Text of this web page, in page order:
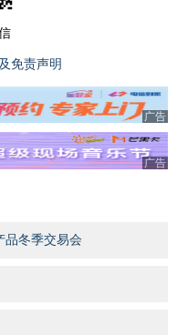
免责声明
广告
广告
品冬季交易会